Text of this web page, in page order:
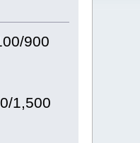
900
1,500